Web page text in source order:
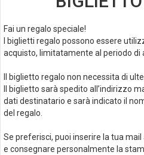
Fai un regalo speciale!
I biglietti regalo possono essere
acquisto, limitatamente al periodo di
Il biglietto regalo non necessita di
Il biglietto sarà spedito all’indirizzo
dati destinatario e sarà indicato il
del regalo.
Se preferisci, puoi inserire la tua
e consegnare personalmente la